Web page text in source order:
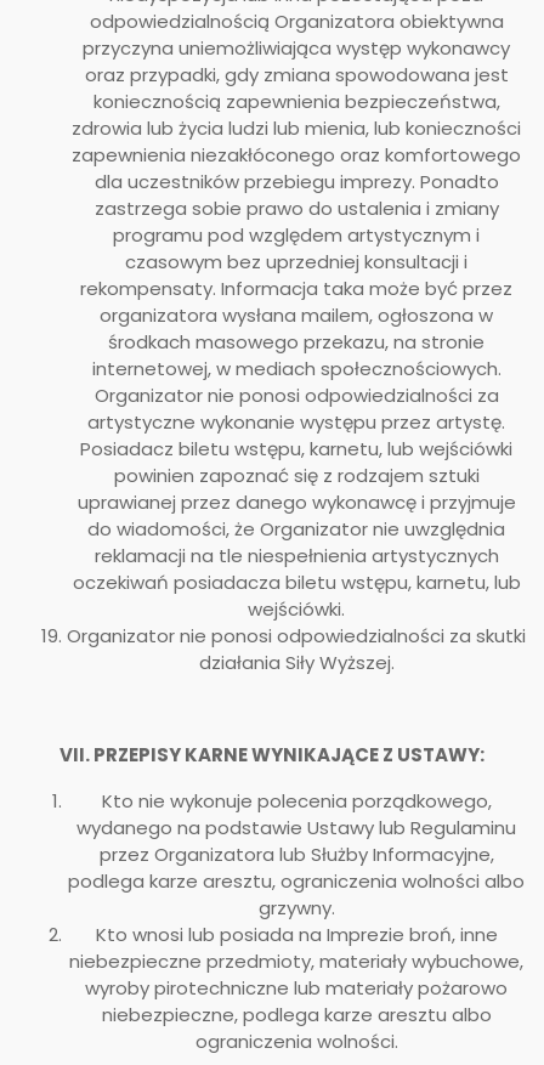
odpowiedzialnością Organizatora obiektywna
przyczyna uniemożliwiająca występ wykonawcy
oraz przypadki, gdy zmiana spowodowana jest
koniecznością zapewnienia bezpieczeństwa,
zdrowia lub życia ludzi lub mienia, lub konieczności
zapewnienia niezakłóconego oraz komfortowego
dla uczestników przebiegu imprezy. Ponadto
zastrzega sobie prawo do ustalenia i zmiany
programu pod względem artystycznym i
czasowym bez uprzedniej konsultacji i
rekompensaty. Informacja taka może być przez
organizatora wysłana mailem, ogłoszona w
środkach masowego przekazu, na stronie
internetowej, w mediach społecznościowych.
Organizator nie ponosi odpowiedzialności za
artystyczne wykonanie występu przez artystę.
Posiadacz biletu wstępu, karnetu, lub wejściówki
powinien zapoznać się z rodzajem sztuki
uprawianej przez danego wykonawcę i przyjmuje
do wiadomości, że Organizator nie uwzględnia
reklamacji na tle niespełnienia artystycznych
oczekiwań posiadacza biletu wstępu, karnetu, lub
wejściówki.
Organizator nie ponosi odpowiedzialności za skutki
działania Siły Wyższej.
VII. PRZEPISY KARNE WYNIKAJĄCE Z USTAWY:
Kto nie wykonuje polecenia porządkowego,
wydanego na podstawie Ustawy lub Regulaminu
przez Organizatora lub Służby Informacyjne,
podlega karze aresztu, ograniczenia wolności albo
grzywny.
Kto wnosi lub posiada na Imprezie broń, inne
niebezpieczne przedmioty, materiały wybuchowe,
wyroby pirotechniczne lub materiały pożarowo
niebezpieczne, podlega karze aresztu albo
ograniczenia wolności.